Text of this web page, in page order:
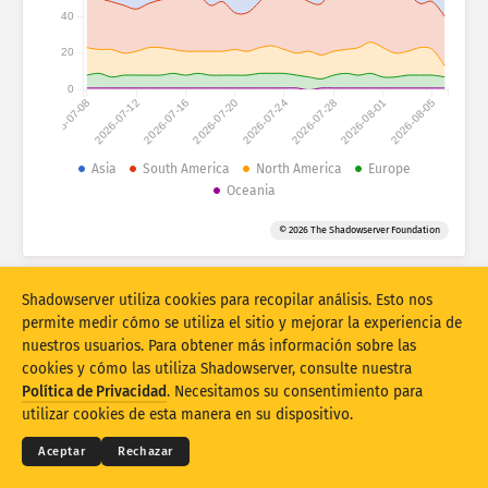
Estadísticas de ataques: dispositivos
Conjunto de datos
Superpuestos
Actualizar Restablecer
Descargar como PNG
2026-07-082026-07-122026-07-162026-07-202026-07-242026-07-282026-08-012026-08-05
0
20
40
Asia South America North America
Europe
Oceania
© 2026 The Shadowserver Foundation
© 2026THE SHADOWSERVER FOUNDATION
Términos y privacidad
Contacte con nosotros
Créditos
Shadowserver utiliza cookies para recopilar análisis. Esto nos
permite medir cómo se utiliza el sitio y mejorar la experiencia de
nuestros usuarios. Para obtener más información sobre las
cookies y cómo las utiliza Shadowserver, consulte nuestra
Política de Privacidad. Necesitamos su consentimiento para
utilizar cookies de esta manera en su dispositivo.
Aceptar Rechazar